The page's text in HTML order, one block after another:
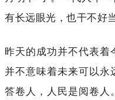
有长远眼光，也干不好
昨天的成功并不代表着
并不意味着未来可以永
答卷人，人民是阅卷人